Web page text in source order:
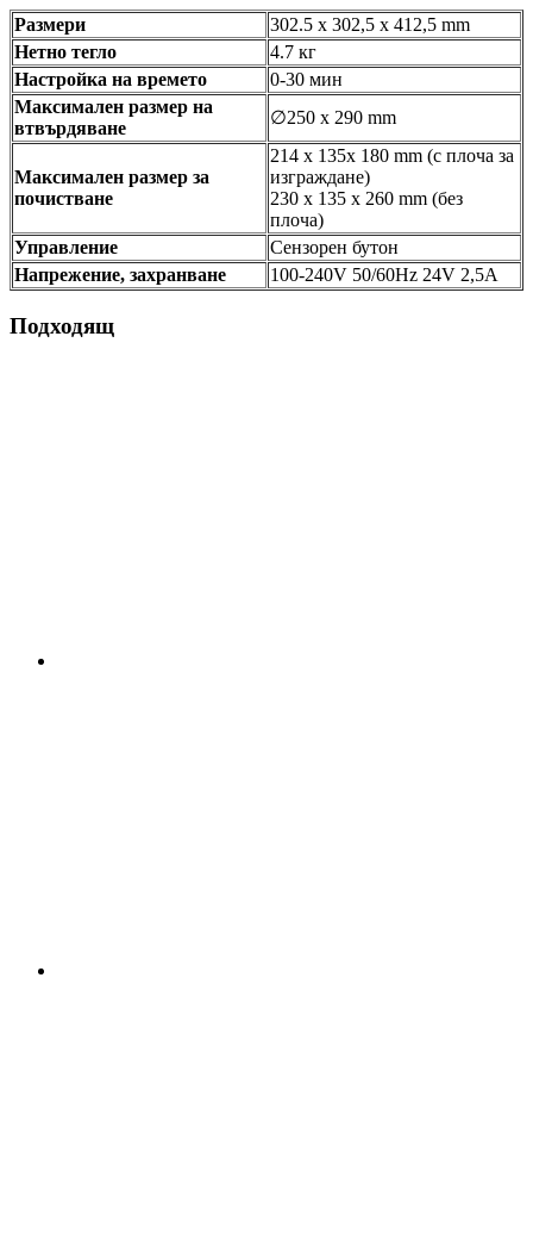
Размери
302.5 x 302,5 x 412,5 mm
Нетно тегло
4.7 кг
Настройка на времето
0-30 мин
Максимален размер на
втвърдяване
∅250 x 290 mm
Максимален размер за
почистване
214 x 135x 180 mm (с плоча за
изграждане)
230 x 135 x 260 mm (без
плоча)
Управление
Сензорен бутон
Напрежение, захранване
100-240V 50/60Hz 24V 2,5A
Подходящ